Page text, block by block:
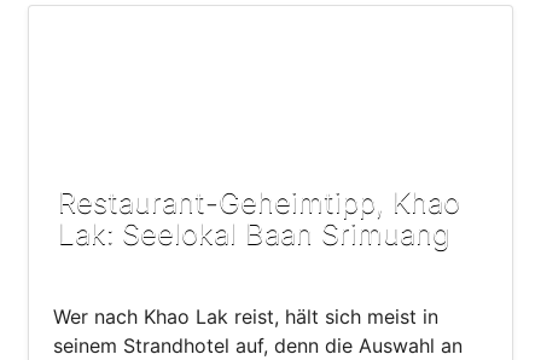
Restaurant-Geheimtipp, Khao
Lak: Seelokal Baan Srimuang
Wer nach Khao Lak reist, hält sich meist in
seinem Strandhotel auf, denn die Auswahl an